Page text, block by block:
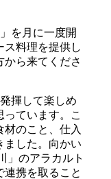
を月に一度開
ス料理を提供し
ら来てくださ
揮して楽しめ
ています。こ
のこと、仕入
ました。向かい
」のアラカルト
連携を取ること